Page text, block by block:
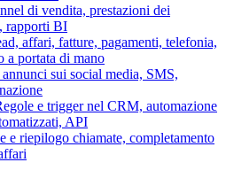
di vendita, prestazioni dei
rapporti BI
affari, fatture, pagamenti, telefonia,
a portata di mano
sui social media, SMS,
e trigger nel CRM, automazione
API
e riepilogo chiamate, completamento